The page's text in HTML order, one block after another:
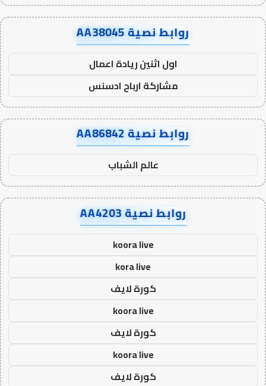
روابط نصية AA38045
اول اثنين ريادة اعمال
مشاركة ارباح ادسنس
روابط نصية AA86842
عالم الشباب
روابط نصية AA4203
koora live
kora live
كورة لايف
koora live
كورة لايف
koora live
كورة لايف